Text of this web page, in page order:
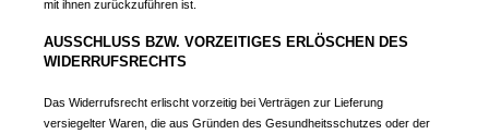
mit ihnen zurückzuführen ist.
AUSSCHLUSS BZW. VORZEITIGES ERLÖSCHEN DES
WIDERRUFSRECHTS
Das Widerrufsrecht erlischt vorzeitig bei Verträgen zur Lieferung
versiegelter Waren, die aus Gründen des Gesundheitsschutzes oder der